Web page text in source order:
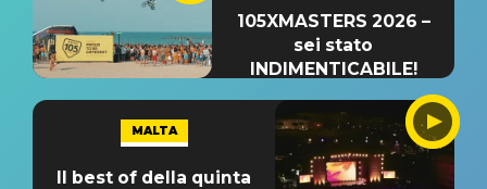
105XMASTERS 2026 –
sei stato
INDIMENTICABILE!
MALTA
Il best of della quinta